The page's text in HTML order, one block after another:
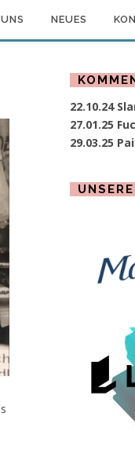
NEUES
22.10.24
27.01.25
29.03.25